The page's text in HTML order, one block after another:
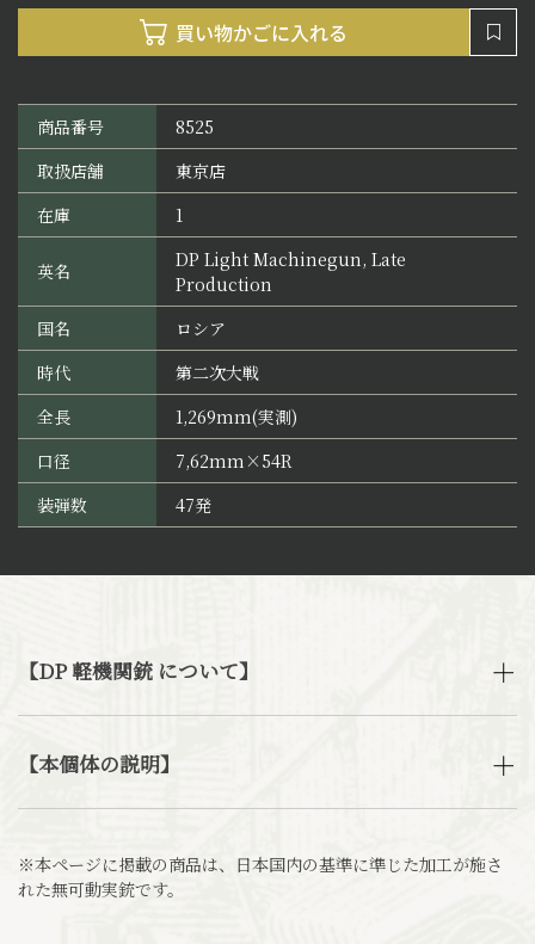
商品番号
8525
取扱店舗
東京店
在庫
1
英名
DP Light Machinegun, Late
Production
国名
ロシア
時代
第二次大戦
全長
1,269mm(実測)
口径
7,62mm×54R
装弾数
47発
【DP 軽機関銃 について】
【本個体の説明】
※本ページに掲載の商品は、日本国内の基準に準じた加工が施さ
れた無可動実銃です。